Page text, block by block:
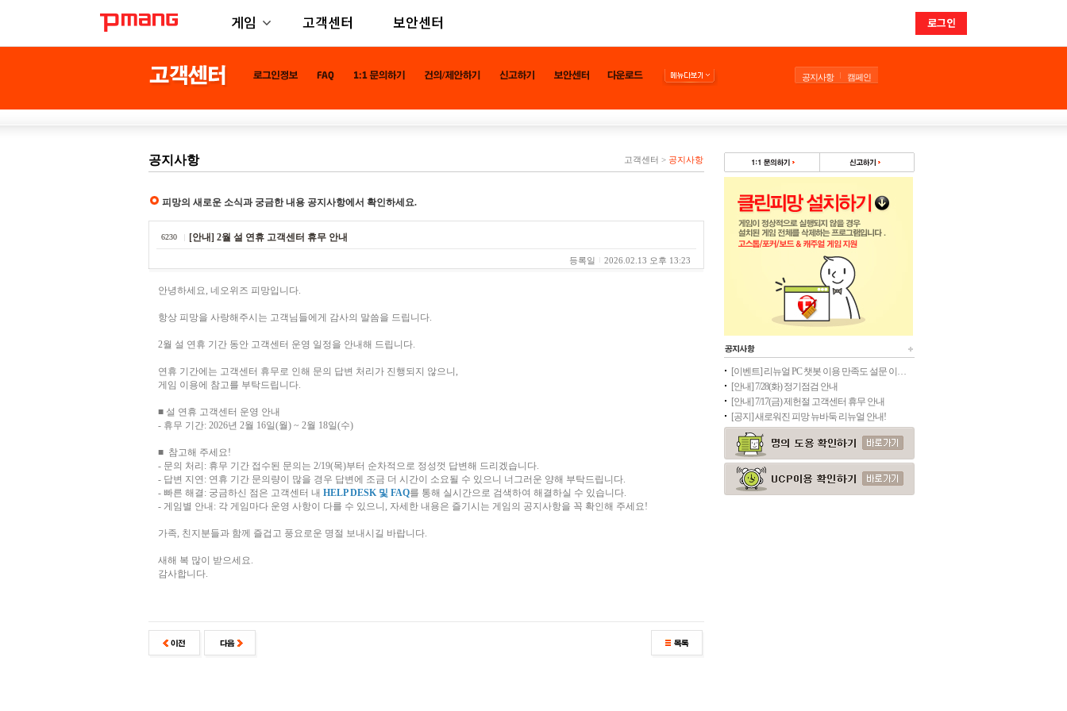
게임 고객센터 보안센터 로그인
공지사항 캠페인
공지사항 고객센터 > 공지사항
피망의 새로운 소식과 궁금한 내용 공지사항에서 확인하세요.
6230 [안내] 2월 설 연휴 고객센터 휴무 안내
등록일 2026.02.13 오후 13:23
안녕하세요, 네오위즈 피망입니다.
항상 피망을 사랑해주시는 고객님들에게 감사의 말씀을 드립니다.
2월 설 연휴 기간 동안 고객센터 운영 일정을 안내해 드립니다.
연휴 기간에는 고객센터 휴무로 인해 문의 답변 처리가 진행되지 않으니,
게임 이용에 참고를 부탁드립니다.
■ 설 연휴 고객센터 운영 안내
- 휴무 기간: 2026년 2월 16일(월) ~ 2월 18일(수)
■ 참고해 주세요!
- 문의 처리: 휴무 기간 접수된 문의는 2/19(목)부터 순차적으로 정성껏 답변해 드리겠습니다.
- 답변 지연: 연휴 기간 문의량이 많을 경우 답변에 조금 더 시간이 소요될 수 있으니 너그러운 양해 부탁드립니다.
- 빠른 해결: 궁금하신 점은 고객센터 내 HELP DESK 및 FAQ를 통해 실시간으로 검색하여 해결하실 수 있습니다.
- 게임별 안내: 각 게임마다 운영 사항이 다를 수 있으니, 자세한 내용은 즐기시는 게임의 공지사항을 꼭 확인해 주세요!
가족, 친지분들과 함께 즐겁고 풍요로운 명절 보내시길 바랍니다.
새해 복 많이 받으세요.
감사합니다.
[이벤트] 리뉴얼 PC 챗봇 이용 만족도 설문 이벤트
[안내] 7/28(화) 정기점검 안내
[안내] 7/17(금) 제헌절 고객센터 휴무 안내
[공지] 새로워진 피망 뉴바둑 리뉴얼 안내!